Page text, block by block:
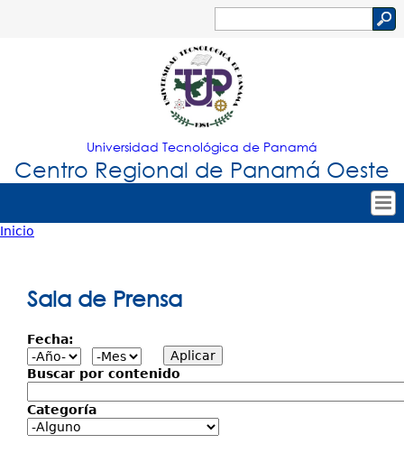
Jump to navigation
de
búsqueda
Universidad Tecnológica de Panamá
Centro Regional de Panamá Oeste
Tropical
Principal
Admisión
Estudiantes
Investigación
Servicios
está
Inicio
Sala de Prensa
Fecha:
Buscar por contenido
Categoría